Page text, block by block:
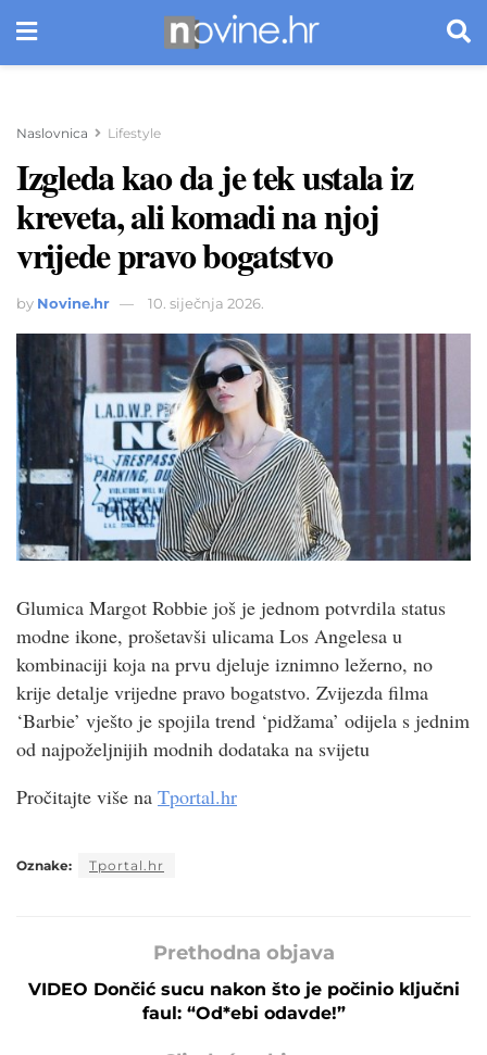
Naslovnica Lifestyle
Izgleda kao da je tek ustala iz
kreveta, ali komadi na njoj
vrijede pravo bogatstvo
by Novine.hr 10. siječnja 2026.
Glumica Margot Robbie još je jednom potvrdila status
modne ikone, prošetavši ulicama Los Angelesa u
kombinaciji koja na prvu djeluje iznimno ležerno, no
krije detalje vrijedne pravo bogatstvo. Zvijezda filma
‘Barbie’ vješto je spojila trend ‘pidžama’ odijela s jednim
od najpoželjnijih modnih dodataka na svijetu
Pročitajte više na Tportal.hr
Oznake: Tportal.hr
Prethodna objava
VIDEO Dončić sucu nakon što je počinio ključni
faul: “Od*ebi odavde!”